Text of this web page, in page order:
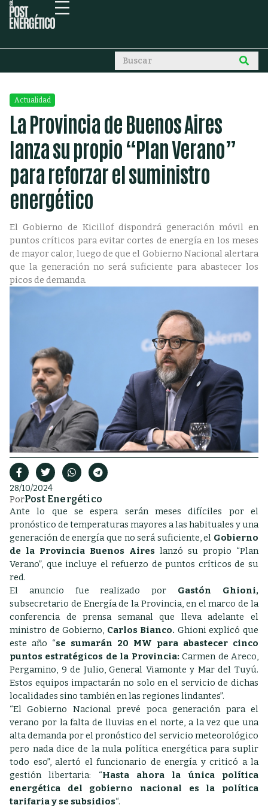
Actualidad
La Provincia de Buenos Aires
lanza su propio “Plan Verano”
para reforzar el suministro
energético
El Gobierno de Kicillof dispondrá generación móvil en
puntos críticos para evitar cortes de energía en los meses
de mayor calor, luego de que el Gobierno Nacional alertara
que la generación no será suficiente para abastecer los
picos de demanda.
28/10/2024
PorPost Energético
Ante lo que se espera serán meses difíciles por el
pronóstico de temperaturas mayores a las habituales y una
generación de energía que no será suficiente, el Gobierno
de la Provincia Buenos Aires lanzó su propio “Plan
Verano”, que incluye el refuerzo de puntos críticos de su
red.
El anuncio fue realizado por Gastón Ghioni,
subsecretario de Energía de la Provincia, en el marco de la
conferencia de prensa semanal que lleva adelante el
ministro de Gobierno, Carlos Bianco. Ghioni explicó que
este año “se sumarán 20 MW para abastecer cinco
puntos estratégicos de la Provincia:Carmen de Areco,
Pergamino, 9 de Julio, General Viamonte y Mar del Tuyú.
Estos equipos impactarán no solo en el servicio de dichas
localidades sino también en las regiones lindantes”.
“El Gobierno Nacional prevé poca generación para el
verano por la falta de lluvias en el norte, a la vez que una
alta demanda por el pronóstico del servicio meteorológico
pero nada dice de la nula política energética para suplir
todo eso”, alertó el funcionario de energía y criticó a la
gestión libertaria: “Hasta ahora la única política
energética del gobierno nacional es la política
tarifaria y se subsidios“.